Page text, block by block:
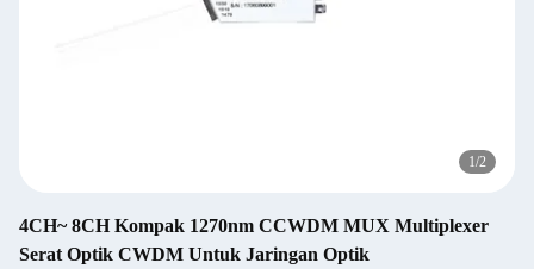
1/2
4CH~ 8CH Kompak 1270nm CCWDM MUX Multiplexer
Serat Optik CWDM Untuk Jaringan Optik